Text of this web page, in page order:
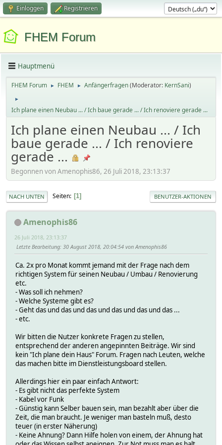
Einloggen Registrieren
FHEM Forum
Hauptmenü
FHEM Forum ► FHEM ► Anfängerfragen(Moderator: KernSani)
►
Ich plane einen Neubau ... / Ich baue gerade ... / Ich renoviere gerade ...
Ich plane einen Neubau ... / Ich
baue gerade ... / Ich renoviere
gerade ...
Begonnen von Amenophis86, 26 Juli 2018, 23:13:37
NACH UNTEN Seiten 1 BENUTZER-AKTIONEN
Amenophis86
26 Juli 2018, 23:13:37
Letzte Bearbeitung: 30 August 2018, 20:04:54 von Amenophis86
Ca. 2x pro Monat kommt jemand mit der Frage nach dem
richtigen System für seinen Neubau / Umbau / Renovierung
etc.
- Was soll ich nehmen?
- Welche Systeme gibt es?
- Geht das und das und das und das und das und das ...
- etc.
Wir bitten die Nutzer konkrete Fragen zu stellen,
entsprechend der anderen angepinnten Beiträge. Wir sind
kein "Ich plane dein Haus" Forum. Fragen nach Leuten, welche
das machen bitte im Dienstleistungsboard stellen.
Allerdings hier ein paar einfach Antwort:
- Es gibt nicht das perfekte System
- Kabel vor Funk
- Günstig kann Selber bauen sein, man bezahlt aber über die
Zeit, die man braucht. Je weniger man basteln muß, desto
teuer (in erster Näherung)
- Keine Ahnung? Dann Hilfe holen von einem, der Ahnung hat